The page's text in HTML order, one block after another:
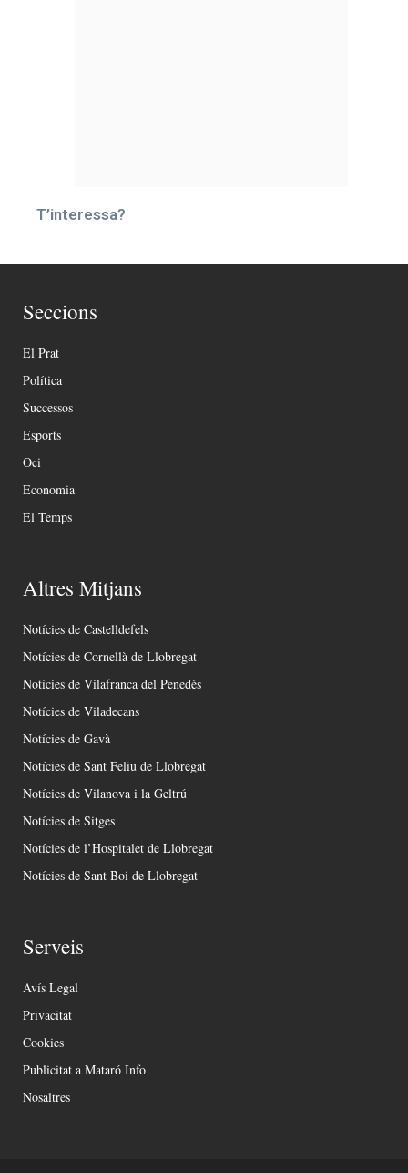
T’interessa?
Seccions
El Prat
Política
Successos
Esports
Oci
Economia
El Temps
Altres Mitjans
Notícies de Castelldefels
Notícies de Cornellà de Llobregat
Notícies de Vilafranca del Penedès
Notícies de Viladecans
Notícies de Gavà
Notícies de Sant Feliu de Llobregat
Notícies de Vilanova i la Geltrú
Notícies de Sitges
Notícies de l’Hospitalet de Llobregat
Notícies de Sant Boi de Llobregat
Serveis
Avís Legal
Privacitat
Cookies
Publicitat a Mataró Info
Nosaltres